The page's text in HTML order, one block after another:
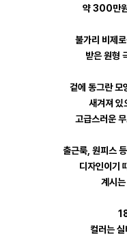
약 300만
불가리 비제
받은 원형
겉에 동그란
새겨져 있
고급스러운
출근룩, 원피스
디자인이기
계시
컬러는